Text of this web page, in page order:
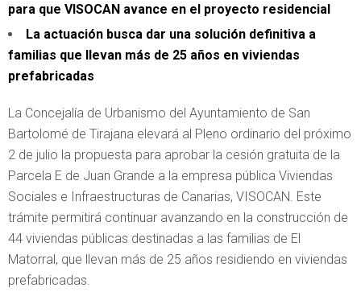
para que VISOCAN avance en el proyecto residencial
La actuación busca dar una solución definitiva a
familias que llevan más de 25 años en viviendas
prefabricadas
La Concejalía de Urbanismo del Ayuntamiento de San
Bartolomé de Tirajana elevará al Pleno ordinario del próximo
2 de julio la propuesta para aprobar la cesión gratuita de la
Parcela E de Juan Grande a la empresa pública Viviendas
Sociales e Infraestructuras de Canarias, VISOCAN. Este
trámite permitirá continuar avanzando en la construcción de
44 viviendas públicas destinadas a las familias de El
Matorral, que llevan más de 25 años residiendo en viviendas
prefabricadas.